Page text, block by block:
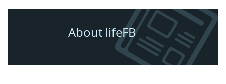
About lifeFB